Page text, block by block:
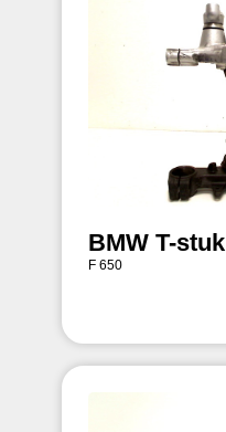
BMW T-stuk
F 650